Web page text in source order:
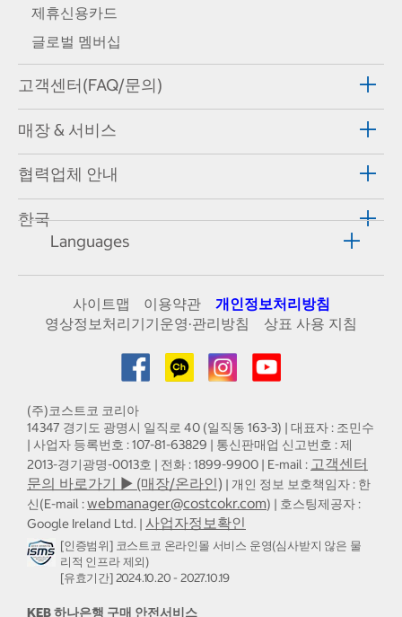
제휴신용카드
글로벌 멤버십
고객센터(FAQ/문의)
매장 & 서비스
협력업체 안내
한국
Languages
사이트맵 이용약관
개인정보처리방침
영상정보처리기기운영·관리방침
상표 사용 지침
(주)코스트코 코리아
14347 경기도 광명시 일직로 40 (일직동 163-3) | 대표자 : 조민수
| 사업자 등록번호 : 107-81-63829 | 통신판매업 신고번호 : 제
2013-경기광명-0013호 | 전화 : 1899-9900 | E-mail : 고객센터
문의 바로가기 ▶ (매장/온라인) | 개인 정보 보호책임자 : 한
신(E-mail :webmanager@costcokr.com) | 호스팅제공자 :
Google Ireland Ltd. | 사업자정보확인
[인증범위] 코스트코 온라인몰 서비스 운영(심사받지 않은 물
리적 인프라 제외)
[유효기간] 2024.10.20 - 2027.10.19
KEB 하나은행 구매 안전서비스